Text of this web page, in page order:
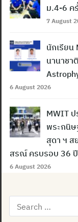
ม.4-6 ค
7 August
นักเรียน
นานาชา
6 August 2026
MWIT
พระกนิษ
สุดา ฯ ส
สรณ์ ครบรอบ 36 ปี
6 August 2026
Search
for: